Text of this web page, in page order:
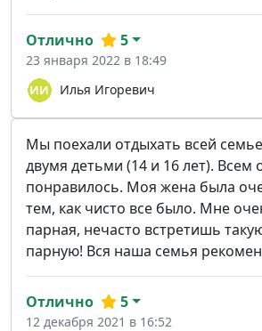
Илья Игоревич
Отлично 5
23 января 2022 в 18:49
Мы поехали отдыхать всей
двумя детьми (14 и 16 лет). Всем
понравилось. Моя жена была
тем, как чисто все было. Мне
парная, нечасто встретишь
парную! Вся наша семья
Отлично 5
12 декабря 2021 в 16:52